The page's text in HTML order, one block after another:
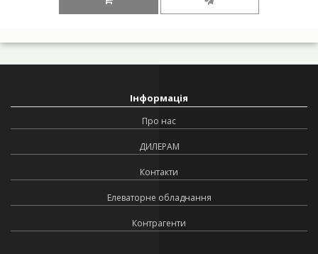
Інформація
Про нас
ДИЛЕРАМ
Контакти
Елеваторне обладнання
Контрагенти